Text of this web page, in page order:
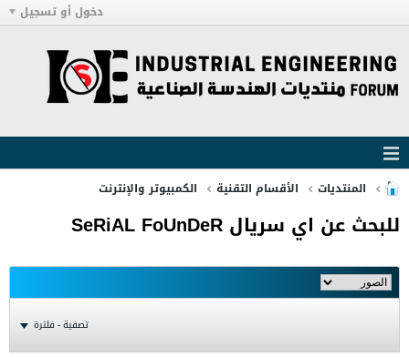
دخول أو تسجيل
المنتديات الأقسام التقنية الكمبيوتر والإنترنت
للبحث عن اي سريال SeRiAL FoUnDeR
تصفية - فلترة